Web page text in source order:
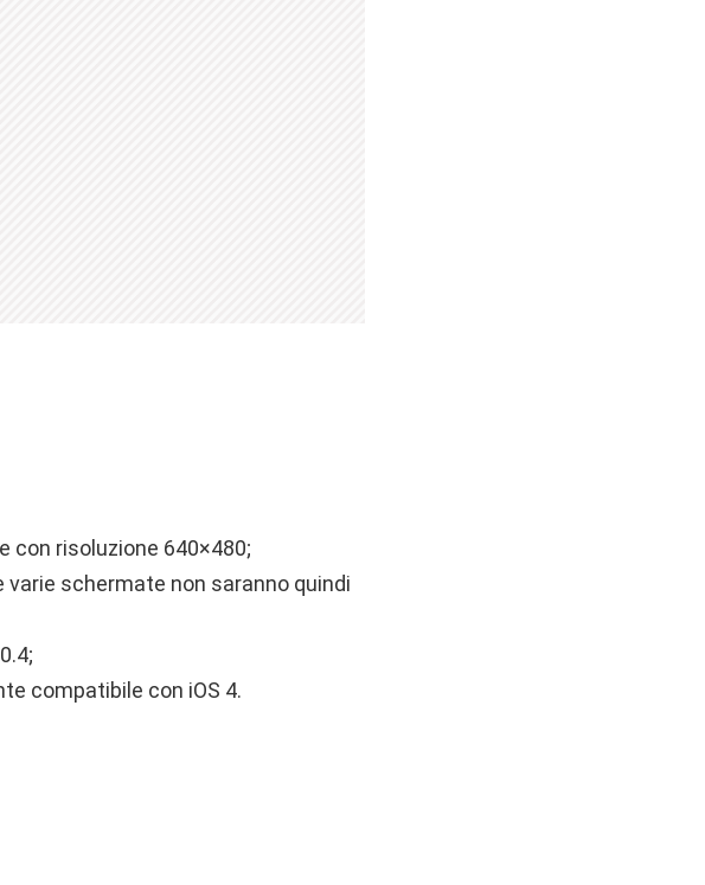
con risoluzione 640×480;
varie schermate non saranno quindi
compatibile con iOS 4.